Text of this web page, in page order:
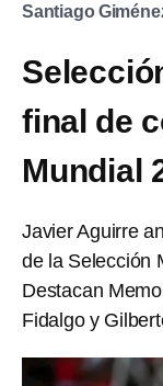
Santiago
final de
Mundial
Javier Aguirre
de la Selección
Destacan
Fidalgo y